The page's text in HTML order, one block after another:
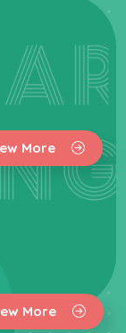
More
More